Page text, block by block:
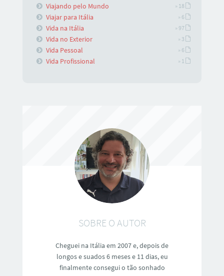
Viajando pelo Mundo » 18
Viajar para Itália » 6
Vida na Itália » 97
Vida no Exterior » 3
Vida Pessoal » 6
Vida Profissional » 1
SOBRE O AUTOR
Cheguei na Itália em 2007 e, depois de
longos e suados 6 meses e 11 dias, eu
finalmente consegui o tão sonhado